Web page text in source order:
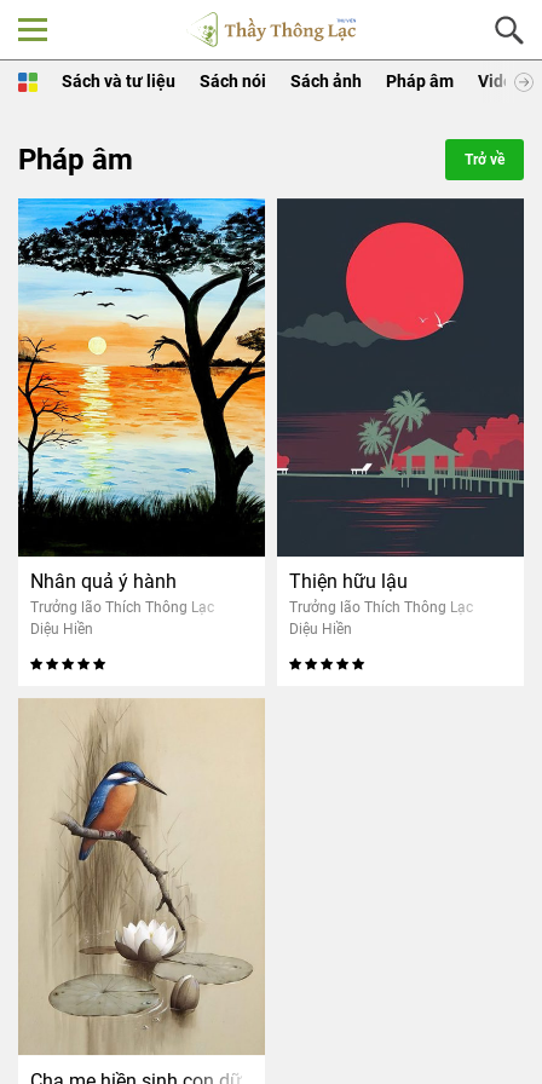
Sách và tư liệu Sách nói Sách ảnh Pháp âm Video
Pháp âm Trở về
Nhân quả ý hành
Trưởng lão Thích Thông Lạc
Diệu Hiền
Thiện hữu lậu
Trưởng lão Thích Thông Lạc
Diệu Hiền